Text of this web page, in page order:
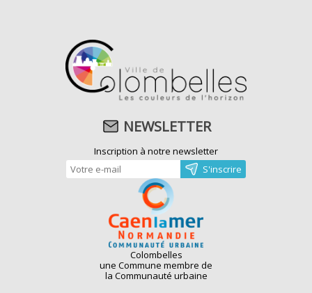
NEWSLETTER
Inscription à notre newsletter
Colombelles
une Commune membre de
la Communauté urbaine